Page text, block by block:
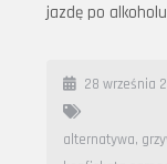
jazdę po
28 września
alternatywa,